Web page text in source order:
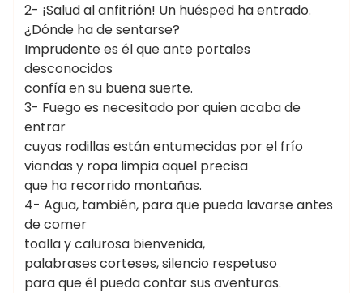
2- ¡Salud al anfitrión! Un huésped ha entrado.
¿Dónde ha de sentarse?
Imprudente es él que ante portales
desconocidos
confía en su buena suerte.
3- Fuego es necesitado por quien acaba de
entrar
cuyas rodillas están entumecidas por el frío
viandas y ropa limpia aquel precisa
que ha recorrido montañas.
4- Agua, también, para que pueda lavarse antes
de comer
toalla y calurosa bienvenida,
palabrases corteses, silencio respetuso
para que él pueda contar sus aventuras.